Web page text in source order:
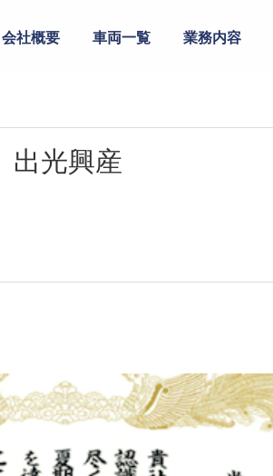
会社概要 車両一覧 業務内容
出光興産